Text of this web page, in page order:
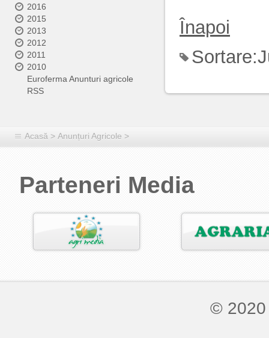
2016
2015
2013
2012
2011
2010
Euroferma Anunturi agricole
RSS
Înapoi
Sortare:
Acasă > Anunțuri Agricole >
Parteneri Media
©